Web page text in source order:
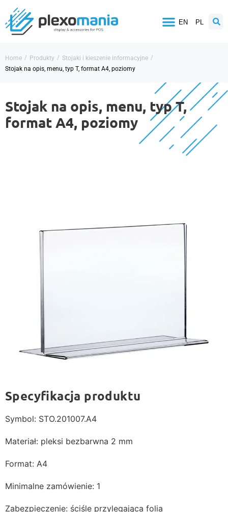
EN PL
Home / Produkty / Stojaki i kieszenie informacyjne /
Stojak na opis, menu, typ T, format A4, poziomy
Stojak na opis, menu, typ T,
format A4, poziomy
Specyfikacja produktu
Symbol: STO.201007.A4
Materiał: pleksi bezbarwna 2 mm
Format: A4
Minimalne zamówienie: 1
Zabezpieczenie: ściśle przylegająca folia